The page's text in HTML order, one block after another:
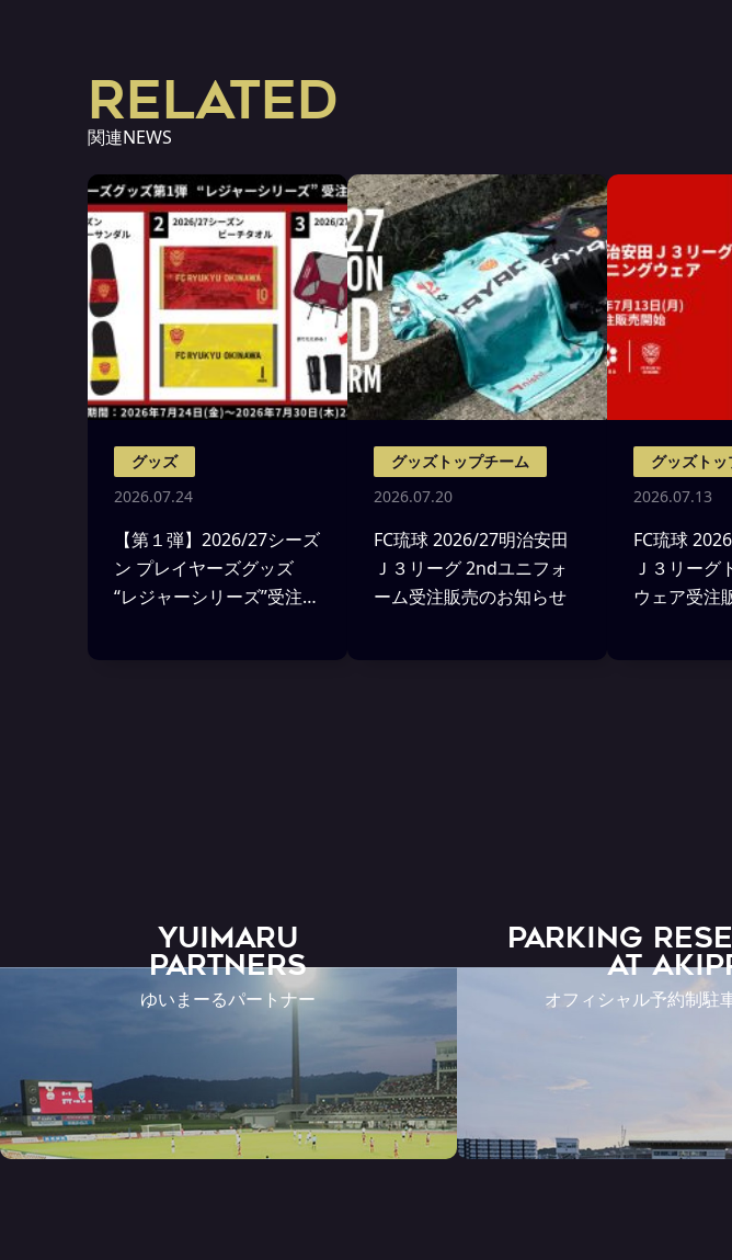
RELATED
関連NEWS
グッズ
2026.07.24
【第１弾】2026/27シーズ
ン プレイヤーズグッズ
“レジャーシリーズ”受注販
グッズトップチーム
2026.07.20
FC琉球 2026/27明治安田
Ｊ３リーグ 2ndユニフォ
ーム受注販売のお知らせ
グッズト
2026.07.13
FC琉球
Ｊ３リーグ
ウェア受注
YUIMARU
Partners
ゆいまーるパートナー
PARKING
AT
オフィシャル予約制駐